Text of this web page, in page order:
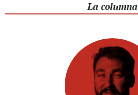
La columna